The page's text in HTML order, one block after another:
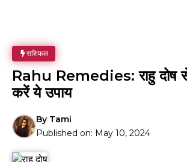
राशिफल
Rahu Remedies: राहु दोष
करें ये उपाय
By Tami
Published on: May 10, 2024